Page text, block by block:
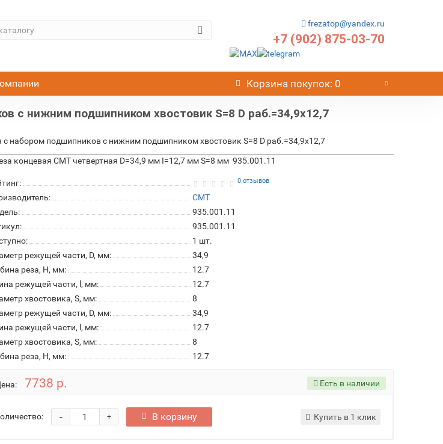
frezatop@yandex.ru
+7 (902) 875-03-70
Корзина покупок: 0
с нижним подшипником хвостовик S=8 D раб.=34,9x12,7
c набором подшипников с нижним подшипником хвостовик S=8 D раб.=34,9x12,7
концевая CMT четвертная D=34,9 мм I=12,7 мм S=8 мм 935.001.11
0 отзывов
CMT
935.001.11
935.001.11
1 шт.
режущей части, D, мм:
34,9
реза, H, мм:
12.7
режущей части, l, мм:
12.7
хвостовика, S, мм:
8
режущей части, D, мм:
34,9
режущей части, l, мм:
12.7
хвостовика, S, мм:
8
реза, H, мм:
12.7
7738 р. Есть в наличии
+
- В корзину Купить в 1 клик